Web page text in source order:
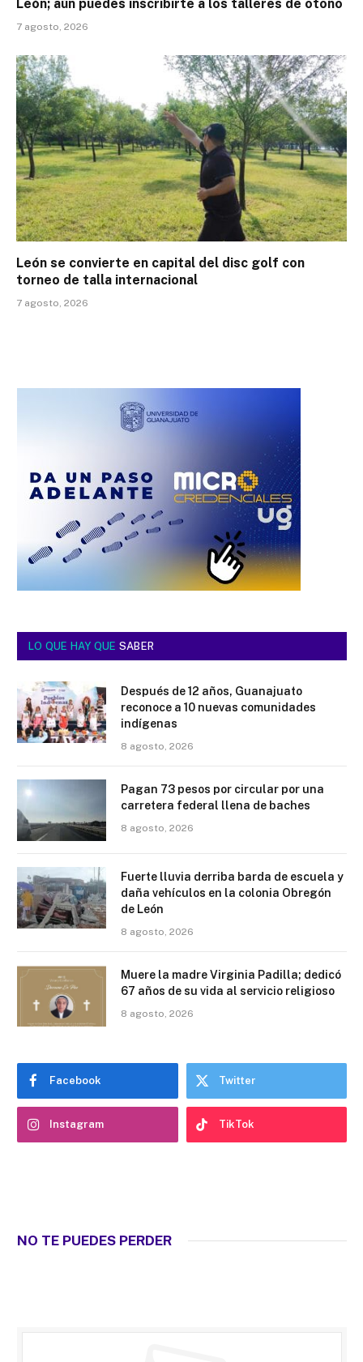
León; aún puedes inscribirte a los talleres de otoño
7 agosto, 2026
León se convierte en capital del disc golf con
torneo de talla internacional
7 agosto, 2026
LO QUE HAY QUE SABER
Después de 12 años, Guanajuato
reconoce a 10 nuevas comunidades
indígenas
8 agosto, 2026
Pagan 73 pesos por circular por una
carretera federal llena de baches
8 agosto, 2026
Fuerte lluvia derriba barda de escuela y
daña vehículos en la colonia Obregón
de León
8 agosto, 2026
Muere la madre Virginia Padilla; dedicó
67 años de su vida al servicio religioso
8 agosto, 2026
Facebook Twitter
Instagram TikTok
NO TE PUEDES PERDER